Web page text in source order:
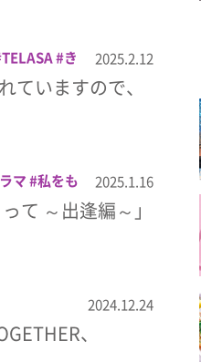
TELASA
き
&TELASA
ラマ
2025.2.12
ていますので、
マ 私をも
2025.1.16
て ～出逢編～」
2024.12.24
、